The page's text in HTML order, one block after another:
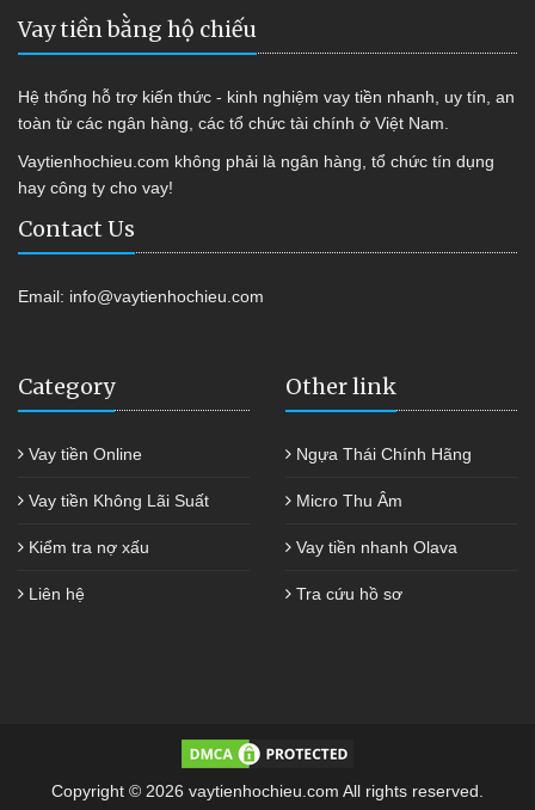
Vay tiền bằng hộ chiếu
Hệ thống hỗ trợ kiến thức - kinh nghiệm vay tiền nhanh, uy tín, an
toàn từ các ngân hàng, các tổ chức tài chính ở Việt Nam.
Vaytienhochieu.com không phải là ngân hàng, tổ chức tín dụng
hay công ty cho vay!
Contact Us
Email: info@vaytienhochieu.com
Category
Vay tiền Online
Vay tiền Không Lãi Suất
Kiểm tra nợ xấu
Liên hệ
Other link
Ngựa Thái Chính Hãng
Micro Thu Âm
Vay tiền nhanh Olava
Tra cứu hồ sơ
Copyright © 2026 vaytienhochieu.com All rights reserved.